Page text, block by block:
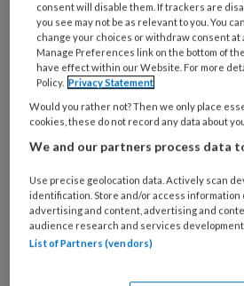
bent immers ook
relaties aangaan met
zorgdisciplines, als
verwijzers. Hoe maakt u
gezondheidscentra,
huisartsenpraktijken,
diabetesspreekuren en
zorggroepen? Het
voor een professionele
consent will disable them. If trackers are
you see may not be as relevant to you. You
change your choices or withdraw consent at
Manage Preferences link on the bottom of
have effect within our Website. For more
Policy. Privacy Statement
Would you rather not? Then we only place
cookies, these do not record any data about
We and our partners process data
Use precise geolocation data. Actively scan
identification. Store and/or access information
advertising and content, advertising and
audience research and services development.
List of Partners (vendors)